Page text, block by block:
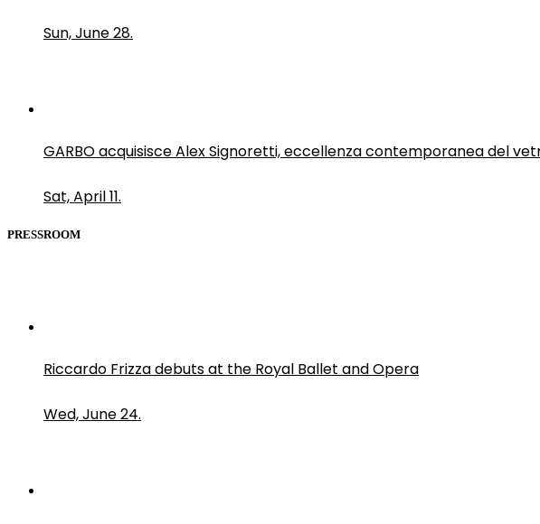
Sun, June 28.
GARBO acquisisce Alex Signoretti, eccellenza contemporanea del
Sat, April 11.
PRESSROOM
Riccardo Frizza debuts at the Royal Ballet and Opera
Wed, June 24.